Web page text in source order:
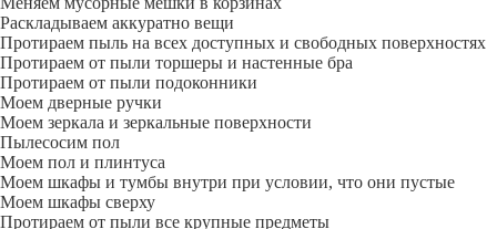
Раскладываем аккуратно вещи
Протираем пыль на всех доступных и свободных поверхностях
Протираем от пыли торшеры и настенные бра
Протираем от пыли подоконники
Моем дверные ручки
Моем зеркала и зеркальные поверхности
Пылесосим пол
Моем пол и плинтуса
Моем шкафы и тумбы внутри при условии, что они пустые
Моем шкафы сверху
Протираем от пыли все крупные предметы